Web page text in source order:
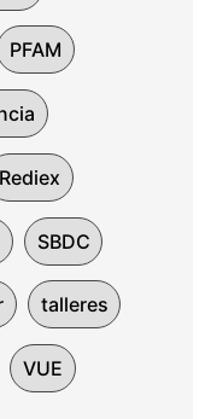
PFAM
Rediex
SBDC
talleres
VUE